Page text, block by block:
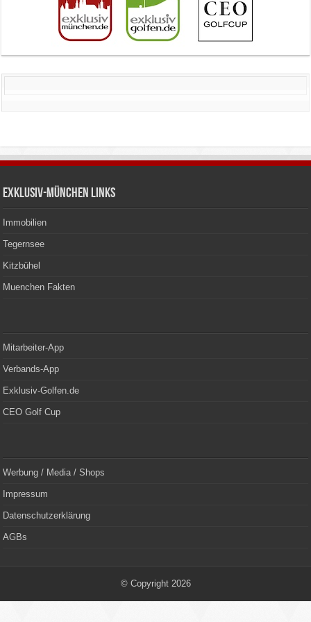
Exklusiv-München Links
Immobilien
Tegernsee
Kitzbühel
Muenchen Fakten
Mitarbeiter-App
Verbands-App
Exklusiv-Golfen.de
CEO Golf Cup
Werbung / Media / Shops
Impressum
Datenschutzerklärung
AGBs
© Copyright 2026